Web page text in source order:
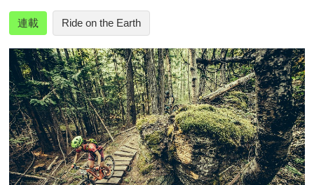
連載 Ride on the Earth